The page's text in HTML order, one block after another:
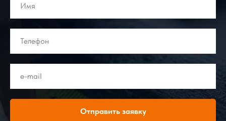
Отправить заявку